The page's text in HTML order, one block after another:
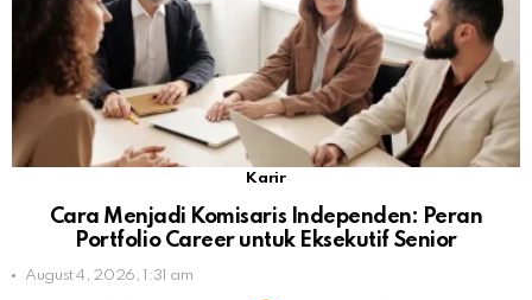
Karir
Cara Menjadi Komisaris Independen: Peran
Portfolio Career untuk Eksekutif Senior
August 4, 2026, 1:31 am